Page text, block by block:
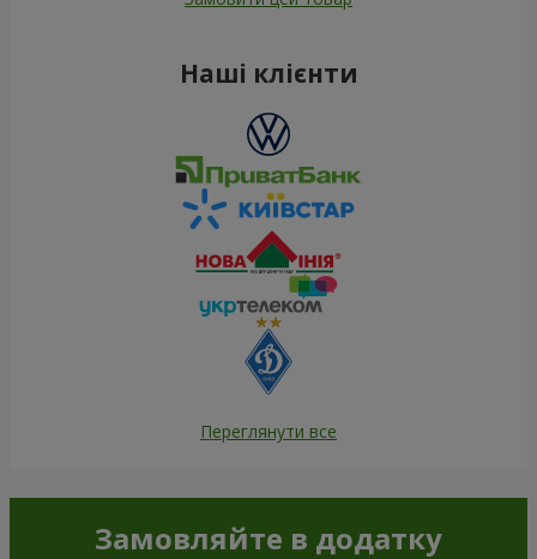
Наші клієнти
Переглянути все
Замовляйте в додатку